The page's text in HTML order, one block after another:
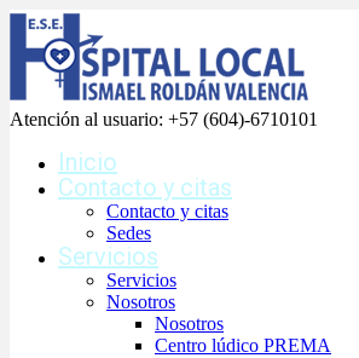
Atención al usuario: +57 (604)-6710101
Inicio
Contacto y citas
Contacto y citas
Sedes
Servicios
Servicios
Nosotros
Nosotros
Centro lúdico PREMA